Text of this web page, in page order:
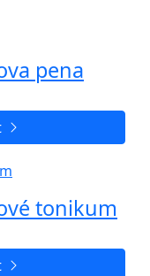
pena
tonikum